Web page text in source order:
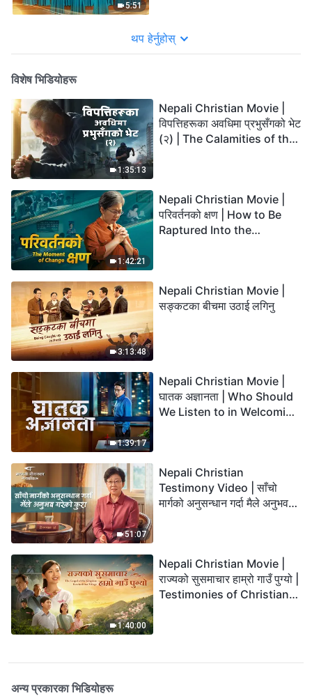
5:51
थप हेर्नुहोस्
विशेष भिडियोहरू
1:35:13
Nepali Christian Movie |
विपत्तिहरूका अवधिमा प्रभुसँगको भेट
(२) | The Calamities of the
1:42:21
Nepali Christian Movie |
परिवर्तनको क्षण | How to Be
Raptured Into the
3:13:48
Nepali Christian Movie |
सङ्कटका बीचमा उठाई लगिनु
1:39:17
Nepali Christian Movie |
घातक अज्ञानता | Who Should
We Listen to in Welcoming
51:07
Nepali Christian
Testimony Video | साँचो
मार्गको अनुसन्धान गर्दा मैले अनुभव
1:40:00
Nepali Christian Movie |
राज्यको सुसमाचार हाम्रो गाउँ पुग्यो |
Testimonies of Christians
अन्य प्रकारका भिडियोहरू